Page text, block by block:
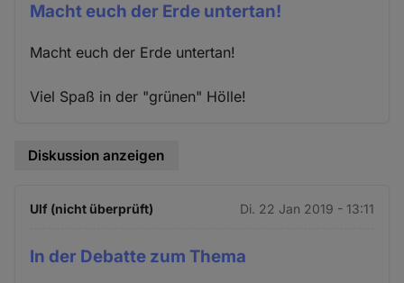
Macht euch der Erde untertan!
Macht euch der Erde untertan!
Viel Spaß in der "grünen" Hölle!
Diskussion anzeigen
Ulf (nicht überprüft) Di. 22 Jan 2019 - 13:11
In der Debatte zum Thema